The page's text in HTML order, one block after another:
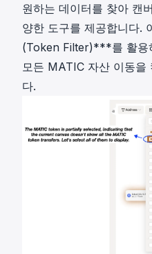
원하는 데이터를 찾아 캔
양한 도구를 제공합니다.
(Token Filter)***를 활용
모든 MATIC 자산 이동을
다.